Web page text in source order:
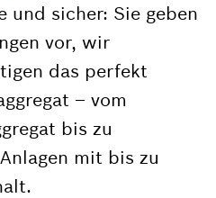
und sicher: Sie geben
vor, wir
das perfekt
– vom
bis zu
mit bis zu